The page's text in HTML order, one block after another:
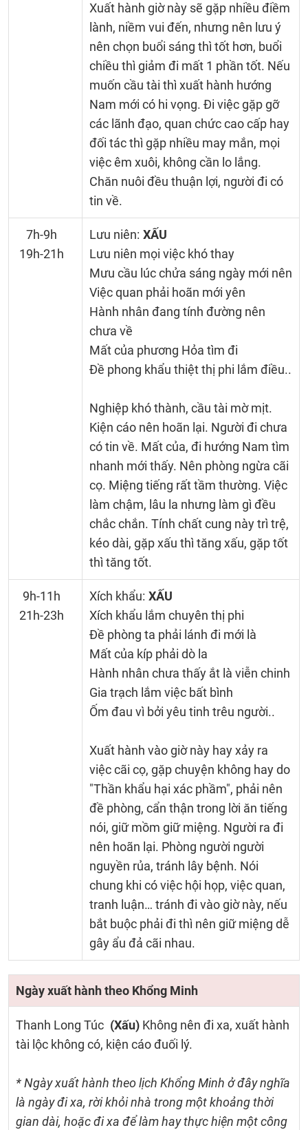
Xuất hành giờ này sẽ gặp nhiều điềm
lành, niềm vui đến, nhưng nên lưu ý
nên chọn buổi sáng thì tốt hơn, buổi
chiều thì giảm đi mất 1 phần tốt. Nếu
muốn cầu tài thì xuất hành hướng
Nam mới có hi vọng. Đi việc gặp gỡ
các lãnh đạo, quan chức cao cấp hay
đối tác thì gặp nhiều may mắn, mọi
việc êm xuôi, không cần lo lắng.
Chăn nuôi đều thuận lợi, người đi có
tin về.
7h-9h
19h-21h
Lưu niên: XẤU
Lưu niên mọi việc khó thay
Mưu cầu lúc chửa sáng ngày mới nên
Việc quan phải hoãn mới yên
Hành nhân đang tính đường nên
chưa về
Mất của phương Hỏa tìm đi
Đề phong khẩu thiệt thị phi lắm điều..
Nghiệp khó thành, cầu tài mờ mịt.
Kiện cáo nên hoãn lại. Người đi chưa
có tin về. Mất của, đi hướng Nam tìm
nhanh mới thấy. Nên phòng ngừa cãi
cọ. Miệng tiếng rất tầm thường. Việc
làm chậm, lâu la nhưng làm gì đều
chắc chắn. Tính chất cung này trì trệ,
kéo dài, gặp xấu thì tăng xấu, gặp tốt
thì tăng tốt.
9h-11h
21h-23h
Xích khẩu: XẤU
Xích khẩu lắm chuyên thị phi
Đề phòng ta phải lánh đi mới là
Mất của kíp phải dò la
Hành nhân chưa thấy ắt là viễn chinh
Gia trạch lắm việc bất bình
Ốm đau vì bởi yêu tinh trêu người..
Xuất hành vào giờ này hay xảy ra
việc cãi cọ, gặp chuyện không hay do
"Thần khẩu hại xác phầm", phải nên
đề phòng, cẩn thận trong lời ăn tiếng
nói, giữ mồm giữ miệng. Người ra đi
nên hoãn lại. Phòng người người
nguyền rủa, tránh lây bệnh. Nói
chung khi có việc hội họp, việc quan,
tranh luận… tránh đi vào giờ này, nếu
bắt buộc phải đi thì nên giữ miệng dễ
gây ẩu đả cãi nhau.
Ngày xuất hành theo Khổng Minh
Thanh Long Túc (Xấu) Không nên đi xa, xuất hành
tài lộc không có, kiện cáo đuối lý.
* Ngày xuất hành theo lịch Khổng Minh ở đây nghĩa
là ngày đi xa, rời khỏi nhà trong một khoảng thời
gian dài, hoặc đi xa để làm hay thực hiện một công